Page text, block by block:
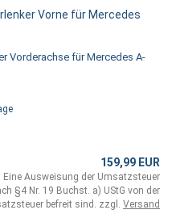
Vorne für Mercedes
Vorderachse für Mercedes A-
159,99 EUR
Eine Ausweisung der Umsatzsteuer
§4 Nr. 19 Buchst. a) UStG von der
befreit sind. zzgl. Versand